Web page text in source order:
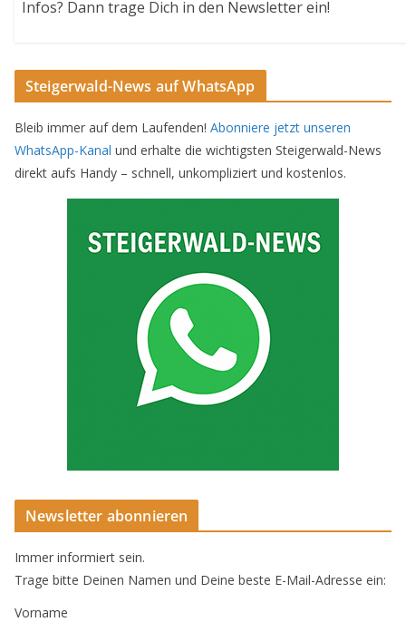
Infos? Dann trage Dich in den Newsletter ein!
Steigerwald-News auf WhatsApp
Bleib immer auf dem Laufenden! Abonniere jetzt unseren
WhatsApp-Kanal und erhalte die wichtigsten Steigerwald-News
direkt aufs Handy – schnell, unkompliziert und kostenlos.
Newsletter abonnieren
Immer informiert sein.
Trage bitte Deinen Namen und Deine beste E-Mail-Adresse ein:
Vorname